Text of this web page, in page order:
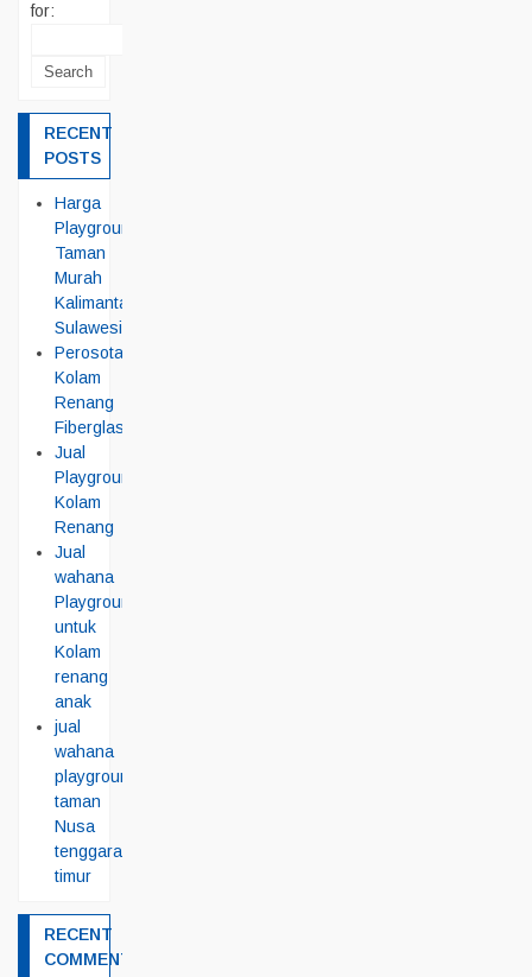
for:
RECENT
POSTS
Harga
Playground
Taman
Murah
Kalimantan
Sulawesi
Perosotan
Kolam
Renang
Fiberglass
Jual
Playground
Kolam
Renang
Jual
wahana
Playground
untuk
Kolam
renang
anak
jual
wahana
playground
taman
Nusa
tenggara
timur
RECENT
COMMENTS